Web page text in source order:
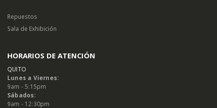
Repuestos
Sala de Exhibición
HORARIOS DE ATENCIÓN
QUITO
Lunes a Viernes:
9am - 5:15pm
Sábados:
9am - 12:30pm